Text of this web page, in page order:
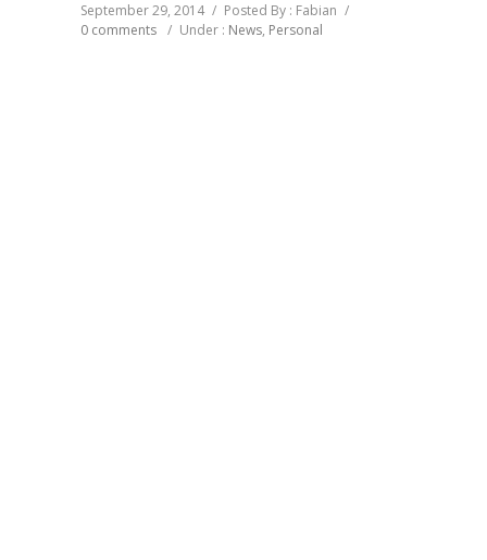
September 29, 2014 / Posted By : Fabian /
0 comments / Under : News, Personal